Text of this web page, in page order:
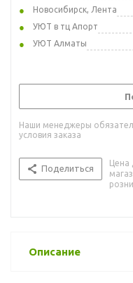
Новосибирск, Лента
УЮТ в тц Апорт
УЮТ Алматы
Наши менеджеры
условия заказа
Поделиться
Цена
Описание